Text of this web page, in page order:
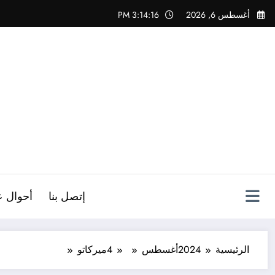
التجاوز
إلى
أغسطس 6, 2026 3:14:18 PM
إتصل بنا أحوال
الرئيسية 2024أغسطس 4ميركاتو